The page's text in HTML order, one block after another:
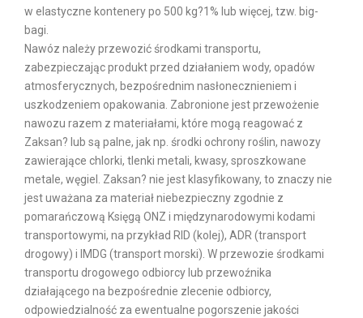
w elastyczne kontenery po 500 kg?1% lub więcej, tzw. big-
bagi.
Nawóz należy przewozić środkami transportu,
zabezpieczając produkt przed działaniem wody, opadów
atmosferycznych, bezpośrednim nasłonecznieniem i
uszkodzeniem opakowania. Zabronione jest przewożenie
nawozu razem z materiałami, które mogą reagować z
Zaksan? lub są palne, jak np. środki ochrony roślin, nawozy
zawierające chlorki, tlenki metali, kwasy, sproszkowane
metale, węgiel. Zaksan? nie jest klasyfikowany, to znaczy nie
jest uważana za materiał niebezpieczny zgodnie z
pomarańczową Księgą ONZ i międzynarodowymi kodami
transportowymi, na przykład RID (kolej), ADR (transport
drogowy) i IMDG (transport morski). W przewozie środkami
transportu drogowego odbiorcy lub przewoźnika
działającego na bezpośrednie zlecenie odbiorcy,
odpowiedzialność za ewentualne pogorszenie jakości